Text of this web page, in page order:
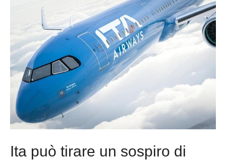
Ita può tirare un sospiro di